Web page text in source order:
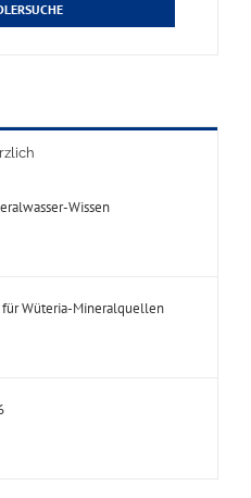
Wissen
für Wüteria-Mineralquellen